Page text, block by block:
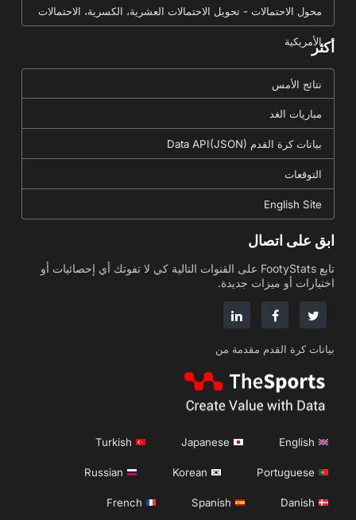
محول الاحتمالات - تحويل الاحتمالات العشرية، الكسرية، الاحتمالات
الأمريكيةأكثر
نتائج الأمس
مباريات الغد
بيانات كرة القدم Data API(JSON)
التوقعات
English Site
ابق على اتصال
تابع FootyStats على القنوات التالية كي لا تفوتك أي إحصائيات أو
اختيارات أو ميزات جديدة.
بيانات كرة القدم مقدمة من
English
Japanese
Turkish
Portuguese
Korean
Russian
Danish
Spanish
French